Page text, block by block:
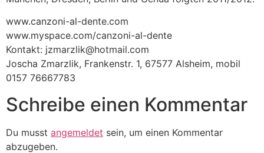
www.canzoni-al-dente.com
www.myspace.com/canzoni-al-dente
Kontakt: jzmarzlik@hotmail.com
Joscha Zmarzlik, Frankenstr. 1, 67577 Alsheim, mobil
0157 76667783
Schreibe einen Kommentar
Du musst angemeldet sein, um einen Kommentar
abzugeben.